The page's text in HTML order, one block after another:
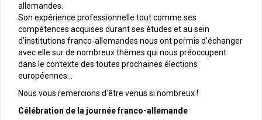
allemandes.
Son expérience professionnelle tout comme ses
compétences acquises durant ses études et au sein
d’institutions franco-allemandes nous ont permis d’échanger
avec elle sur de nombreux thèmes qui nous préoccupent
dans le contexte des toutes prochaines élections
européennes…
Nous vous remercions d’être venus si nombreux !
Célébration de la journée franco-allemande